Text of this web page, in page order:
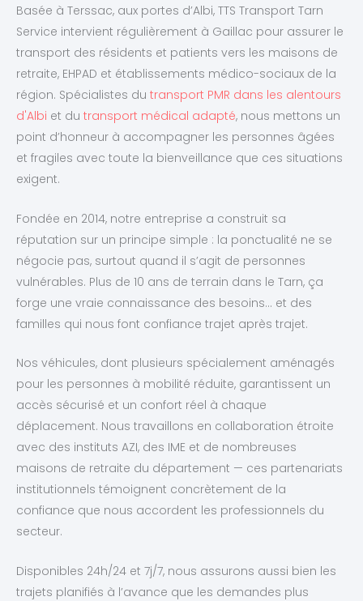
Basée à Terssac, aux portes d’Albi, TTS Transport Tarn
Service intervient régulièrement à Gaillac pour assurer le
transport des résidents et patients vers les maisons de
retraite, EHPAD et établissements médico-sociaux de la
région. Spécialistes du transport PMR dans les alentours
d'Albi et du transport médical adapté, nous mettons un
point d’honneur à accompagner les personnes âgées
et fragiles avec toute la bienveillance que ces situations
exigent.
Fondée en 2014, notre entreprise a construit sa
réputation sur un principe simple : la ponctualité ne se
négocie pas, surtout quand il s’agit de personnes
vulnérables. Plus de 10 ans de terrain dans le Tarn, ça
forge une vraie connaissance des besoins… et des
familles qui nous font confiance trajet après trajet.
Nos véhicules, dont plusieurs spécialement aménagés
pour les personnes à mobilité réduite, garantissent un
accès sécurisé et un confort réel à chaque
déplacement. Nous travaillons en collaboration étroite
avec des instituts AZI, des IME et de nombreuses
maisons de retraite du département — ces partenariats
institutionnels témoignent concrètement de la
confiance que nous accordent les professionnels du
secteur.
Disponibles 24h/24 et 7j/7, nous assurons aussi bien les
trajets planifiés à l’avance que les demandes plus